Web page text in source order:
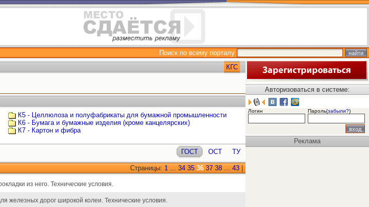
Поиск по всему порталу
КГС
К5 - Целлюлоза и полуфабрикаты для бумажной промышленности
К6 - Бумага и бумажные изделия (кроме канцелярских)
К7 - Картон и фибра
ГОСТ ОСТ ТУ
Страницы: 1 ... 34 35 36 37 38 ... 43
из него. Технические условия.
железных дорог широкой колеи. Технические условия.
Авторизоваться в системе:
Логин Пароль(забыли?)
Реклама